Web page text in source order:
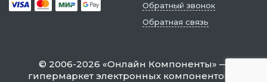
Обратный звонок
Обратная связь
© 2006-2026 «Онлайн Компоненты» —
гипермаркет электронных компонентов и